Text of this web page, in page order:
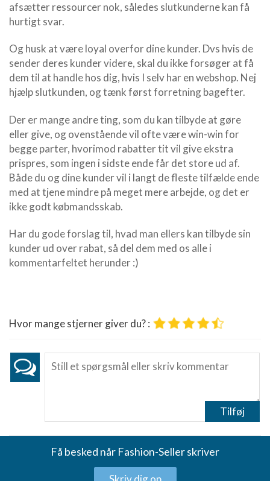
afsætter ressourcer nok, således slutkunderne kan få
hurtigt svar.
Og husk at være loyal overfor dine kunder. Dvs hvis de
sender deres kunder videre, skal du ikke forsøger at få
dem til at handle hos dig, hvis I selv har en webshop. Nej
hjælp slutkunden, og tænk først forretning bagefter.
Der er mange andre ting, som du kan tilbyde at gøre
eller give, og ovenstående vil ofte være win-win for
begge parter, hvorimod rabatter tit vil give ekstra
prispres, som ingen i sidste ende får det store ud af.
Både du og dine kunder vil i langt de fleste tilfælde ende
med at tjene mindre på meget mere arbejde, og det er
ikke godt købmandsskab.
Har du gode forslag til, hvad man ellers kan tilbyde sin
kunder ud over rabat, så del dem med os alle i
kommentarfeltet herunder :)
Hvor mange stjerner giver du? :
Tilføj
Få besked når Fashion-Seller skriver
Bruge profiler til at vælge tilpasset indhold
Måle indholdseffektivitet
Forstå målgrupper gennem statistikker eller
kombinationer af oplysninger fra forskellige
Udvikle og forbedre tjenester
Bruge begrænsede oplysninger til at vælge
indhold
IAB Special Features:
Bruge præcise geografiske
placeringsoplysninger
Identificere enheder baseret på aktivt
anmodede oplysninger
Ikke-IAB-behandlingsformål:
Annoncering / marketing